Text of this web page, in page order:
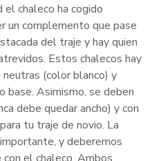
el chaleco ha cogido
un complemento que pase
del traje y hay quien
Estos chalecos hay
neutras (color blanco) y
base. Asimismo, se deben
debe quedar ancho) y con
tu traje de novio. La
y deberemos
el chaleco. Ambos